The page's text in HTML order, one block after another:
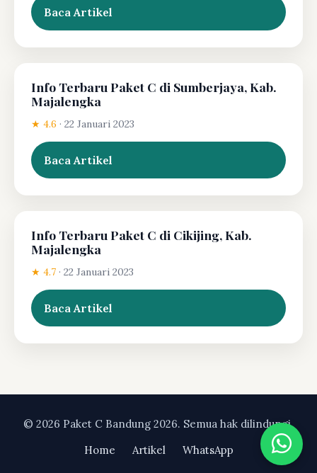
Baca Artikel
Info Terbaru Paket C di Sumberjaya, Kab.
Majalengka
★ 4.6 · 22 Januari 2023
Baca Artikel
Info Terbaru Paket C di Cikijing, Kab.
Majalengka
★ 4.7 · 22 Januari 2023
Baca Artikel
© 2026 Paket C Bandung 2026. Semua hak dilindungi.
Home
Artikel WhatsApp